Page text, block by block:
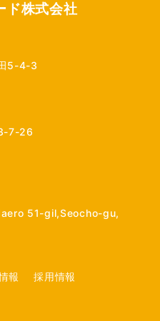
ド株式会社
5-4-3
7-26
51-gil,Seocho-gu,
報 採用情報